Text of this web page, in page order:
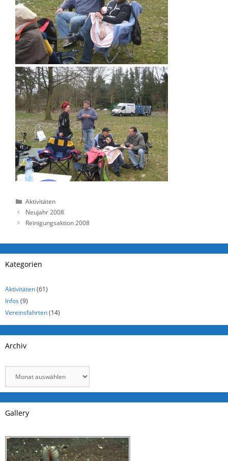
Kategorien
Aktivitäten
Neujahr 2008
Reinigungsaktion 2008
Kategorien
Aktivitäten(61)
Infos(9)
Vereinsfahrten(14)
Archiv
Gallery